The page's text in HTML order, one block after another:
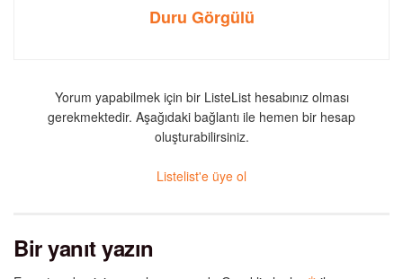
Duru Görgülü
Yorum yapabilmek için bir ListeList hesabınız olması
gerekmektedir. Aşağıdaki bağlantı ile hemen bir hesap
oluşturabilirsiniz.
Listelist'e üye ol
Bir yanıt yazın